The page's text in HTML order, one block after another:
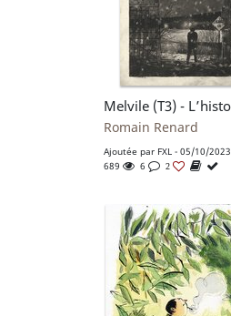
Romain Renard
Ajoutée par FXL - 05/10/2023
689
6 2